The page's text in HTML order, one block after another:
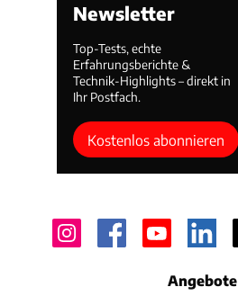
Newsletter
Top-Tests, echte
Erfahrungsberichte &
Technik-Highlights – direkt in
Ihr Postfach.
Kostenlos abonnieren
Angebote